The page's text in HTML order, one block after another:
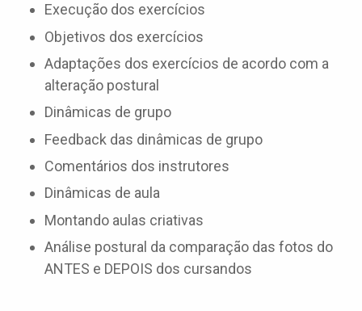
Execução dos exercícios
Objetivos dos exercícios
Adaptações dos exercícios de acordo com a
alteração postural
Dinâmicas de grupo
Feedback das dinâmicas de grupo
Comentários dos instrutores
Dinâmicas de aula
Montando aulas criativas
Análise postural da comparação das fotos do
ANTES e DEPOIS dos cursandos